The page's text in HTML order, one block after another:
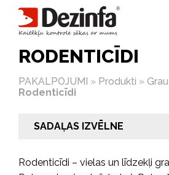
RODENTICĪDI
PAKALPOJUMI » Produkti »
Rodenticīdi
SADAĻAS IZVĒLNE
Rodenticīdi – vielas un līdzekļi